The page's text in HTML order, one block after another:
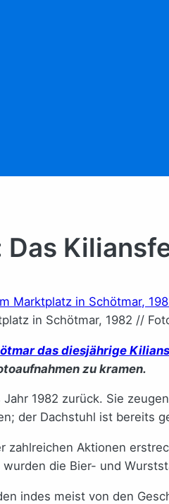
in Schötmar, 1982 //
das diesjährige
zu kramen.
1982 zurück. Sie
der Dachstuhl ist bereits
zahlreichen Aktionen
die Bier- und
indes meist von den